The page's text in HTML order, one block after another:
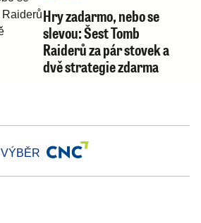
Hry zadarmo, nebo se
slevou: Šest Tomb
Raiderů za pár stovek a
dvě strategie zdarma
VÝBĚR